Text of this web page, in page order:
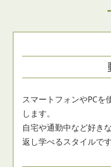
スマートフォンやPCを
します。
自宅や通勤中など好き
返し学べるスタイルです